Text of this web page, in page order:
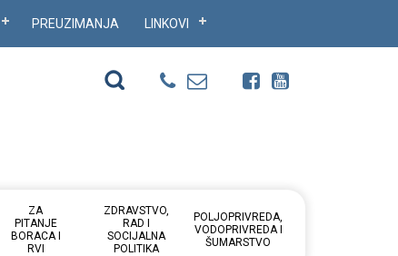
PREUZIMANJA LINKOVI
ZA
PITANJE
BORACA I
RVI
ZDRAVSTVO,
RAD I
SOCIJALNA
POLITIKA
POLJOPRIVREDA,
VODOPRIVREDA I
ŠUMARSTVO